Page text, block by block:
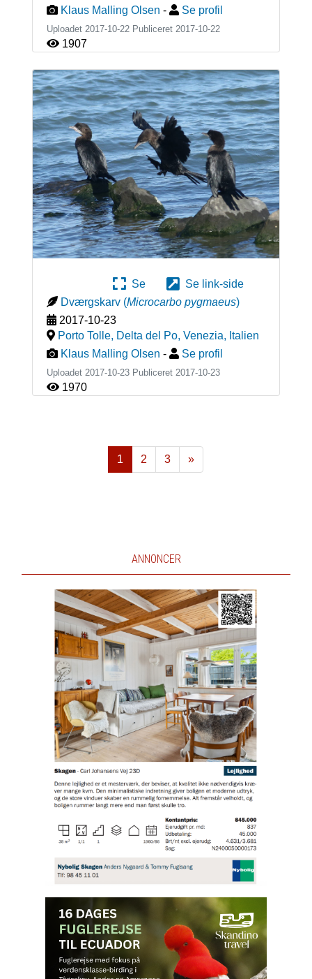
Klaus Malling Olsen - Se profil
Uploadet 2017-10-22 Publiceret 2017-10-22
1907
Se
Se link-side
Dværgskarv (Microcarbo pygmaeus)
2017-10-23
Porto Tolle, Delta del Po, Venezia, Italien
Klaus Malling Olsen - Se profil
Uploadet 2017-10-23 Publiceret 2017-10-23
1970
1 2 3
»
Næste
ANNONCER